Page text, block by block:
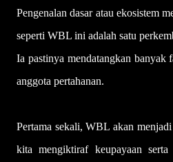
Pengenalan dasar atau ekosistem
seperti WBL ini adalah satu
Ia pastinya mendatangkan banyak
anggota pertahanan.
Pertama sekali, WBL akan
kita mengiktiraf keupayaan